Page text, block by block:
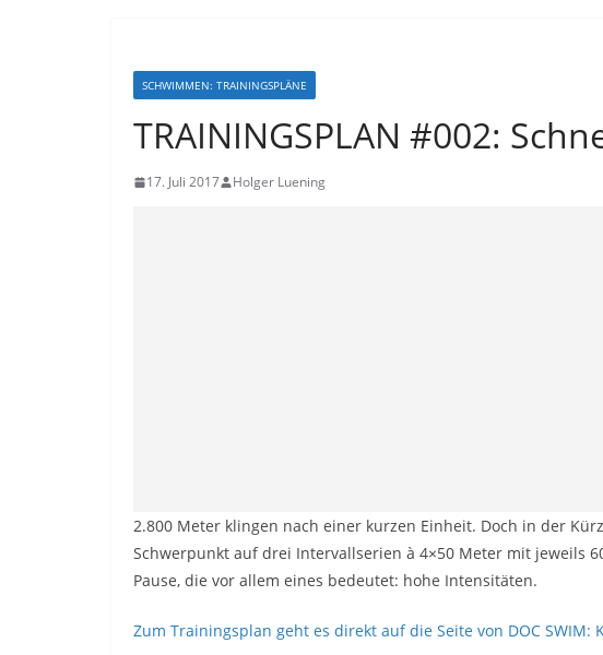
SCHWIMMEN: TRAININGSPLÄNE
TRAININGSPLAN #002:
17. Juli 2017 Holger Luening
2.800 Meter klingen nach einer kurzen Einheit. Doch in der
Schwerpunkt auf drei Intervallserien à 4×50 Meter mit jeweils
Pause, die vor allem eines bedeutet: hohe Intensitäten.
Zum Trainingsplan geht es direkt auf die Seite von DOC SWIM: